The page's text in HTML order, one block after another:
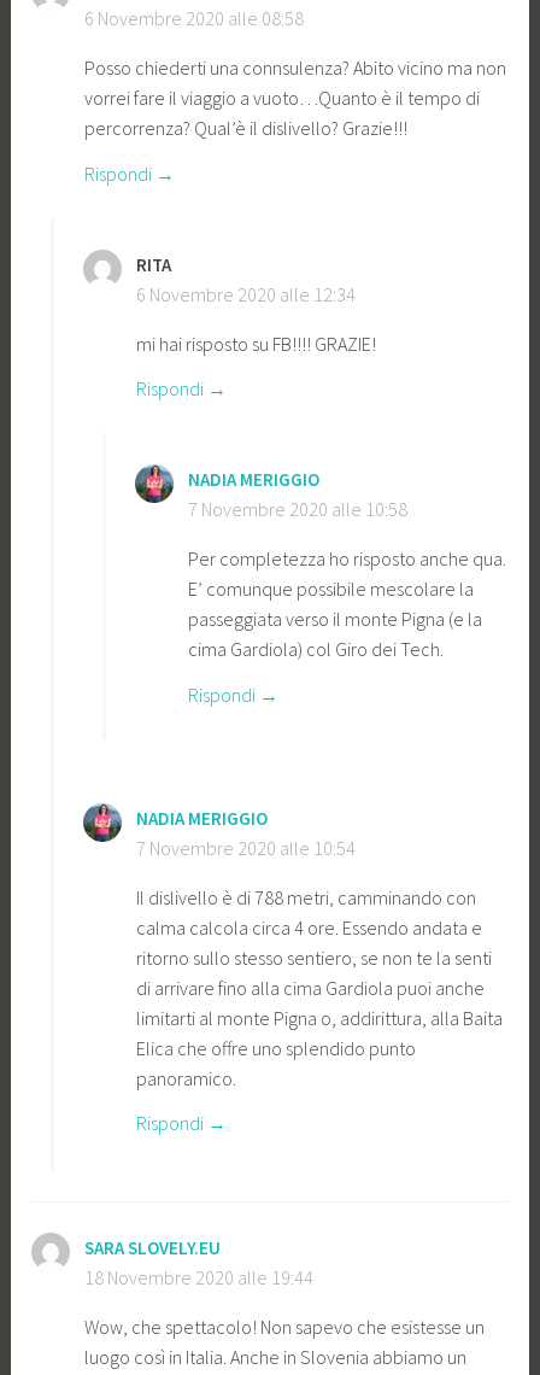
6 Novembre 2020 alle 08:58
Posso chiederti una connsulenza? Abito vicino ma non
vorrei fare il viaggio a vuoto…Quanto è il tempo di
percorrenza? Qual’è il dislivello? Grazie!!!
Rispondi
RITA
6 Novembre 2020 alle 12:34
mi hai risposto su FB!!!! GRAZIE!
Rispondi
NADIA MERIGGIO
7 Novembre 2020 alle 10:58
Per completezza ho risposto anche qua.
E’ comunque possibile mescolare la
passeggiata verso il monte Pigna (e la
cima Gardiola) col Giro dei Tech.
Rispondi
NADIA MERIGGIO
7 Novembre 2020 alle 10:54
Il dislivello è di 788 metri, camminando con
calma calcola circa 4 ore. Essendo andata e
ritorno sullo stesso sentiero, se non te la senti
di arrivare fino alla cima Gardiola puoi anche
limitarti al monte Pigna o, addirittura, alla Baita
Elica che offre uno splendido punto
panoramico.
Rispondi
SARA SLOVELY.EU
18 Novembre 2020 alle 19:44
Wow, che spettacolo! Non sapevo che esistesse un
luogo così in Italia. Anche in Slovenia abbiamo un